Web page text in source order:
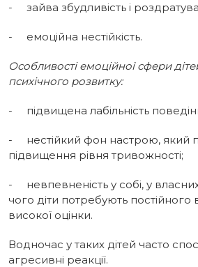
- зайва збудливість і
- емоційна нестійкість.
Особливості емоційної сфери
психічного розвитку:
- підвищена лабільність
- нестійкий фон настрою, який
підвищення рівня тривожності;
- невпевненість у собі, у
чого діти потребують постійного
високої оцінки.
Водночас у таких дітей часто
агресивні реакції.